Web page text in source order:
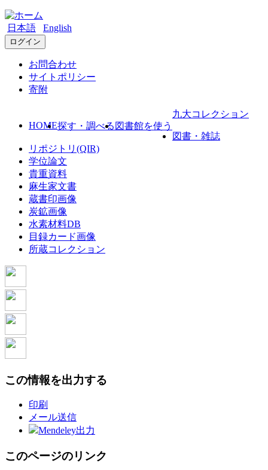
日本語 English
ログイン
お問合わせ
サイトポリシー
寄附
HOME探す・調べる 図書館を使う
九大コレクション
図書・雑誌
リポジトリ(QIR)
学位論文
貴重資料
麻生家文書
蔵書印画像
炭鉱画像
水素材料DB
目録カード画像
所蔵コレクション
この情報を出力する
印刷
メール送信
Mendeley出力
このページのリンク